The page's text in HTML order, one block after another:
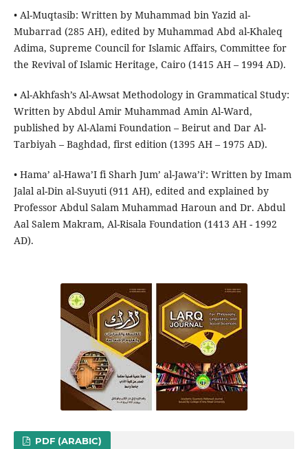
• Al-Muqtasib: Written by Muhammad bin Yazid al-
Mubarrad (285 AH), edited by Muhammad Abd al-Khaleq
Adima, Supreme Council for Islamic Affairs, Committee for
the Revival of Islamic Heritage, Cairo (1415 AH – 1994 AD).
• Al-Akhfash’s Al-Awsat Methodology in Grammatical Study:
Written by Abdul Amir Muhammad Amin Al-Ward,
published by Al-Alami Foundation – Beirut and Dar Al-
Tarbiyah – Baghdad, first edition (1395 AH – 1975 AD).
• Hama’ al-Hawa’I fi Sharh Jum’ al-Jawa’i’: Written by Imam
Jalal al-Din al-Suyuti (911 AH), edited and explained by
Professor Abdul Salam Muhammad Haroun and Dr. Abdul
Aal Salem Makram, Al-Risala Foundation (1413 AH - 1992
AD).
PDF (ARABIC)